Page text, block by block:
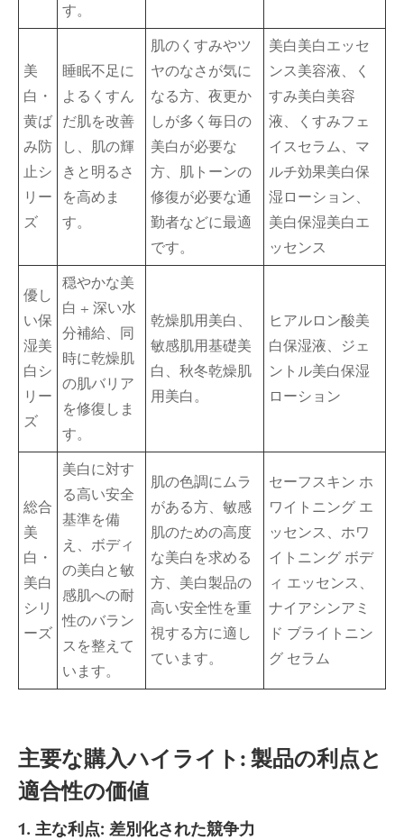
す。
美
白・
黄ば
み防
止シ
リー
ズ
睡眠不足に
よるくすん
だ肌を改善
し、肌の輝
きと明るさ
を高めま
す。
肌のくすみやツ
ヤのなさが気に
なる方、夜更か
しが多く毎日の
美白が必要な
方、肌トーンの
修復が必要な通
勤者などに最適
です。
美白美白エッセ
ンス美容液、く
すみ美白美容
液、くすみフェ
イスセラム、マ
ルチ効果美白保
湿ローション、
美白保湿美白エ
ッセンス
優し
い保
湿美
白シ
リー
ズ
穏やかな美
白 + 深い水
分補給、同
時に乾燥肌
の肌バリア
を修復しま
す。
乾燥肌用美白、
敏感肌用基礎美
白、秋冬乾燥肌
用美白。
ヒアルロン酸美
白保湿液、ジェ
ントル美白保湿
ローション
総合
美
白・
美白
シリ
ーズ
美白に対す
る高い安全
基準を備
え、ボディ
の美白と敏
感肌への耐
性のバラン
スを整えて
います。
肌の色調にムラ
がある方、敏感
肌のための高度
な美白を求める
方、美白製品の
高い安全性を重
視する方に適し
ています。
セーフスキン ホ
ワイトニング エ
ッセンス、ホワ
イトニング ボデ
ィ エッセンス、
ナイアシンアミ
ド ブライトニン
グ セラム
主要な購入ハイライト: 製品の利点と
適合性の価値
1. 主な利点: 差別化された競争力